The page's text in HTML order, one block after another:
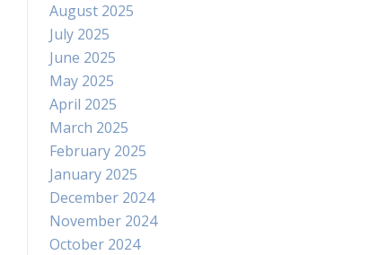
August 2025
July 2025
June 2025
May 2025
April 2025
March 2025
February 2025
January 2025
December 2024
November 2024
October 2024